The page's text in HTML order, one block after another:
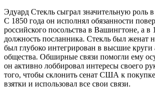
Эдуард Стекль сыграл значительную роль
С 1850 года он исполнял обязанности
российского посольства в Вашингтоне, а в
должность посланника. Стекль был женат
был глубоко интегрирован в высшие круги
общества. Обширные связи помогли ему
он активно лоббировал интересы своего
того, чтобы склонить сенат США к
взятки и использовал все свои связи.